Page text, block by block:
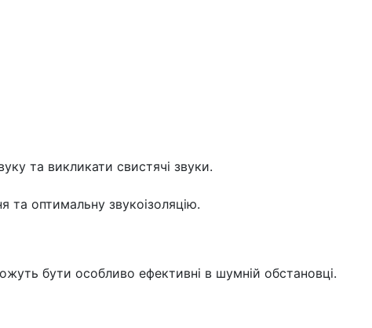
та викликати свистячі звуки.
та оптимальну звукоізоляцію.
бути особливо ефективні в шумній обстановці.